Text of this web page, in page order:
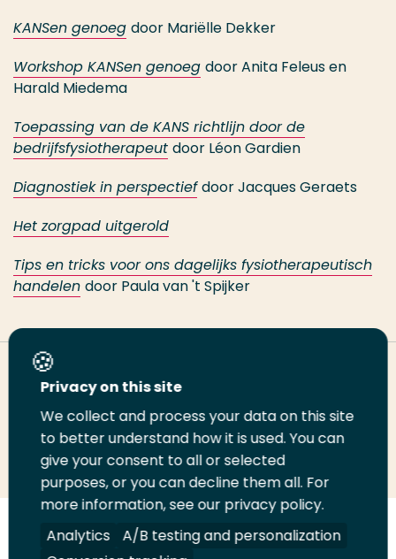
KANSen genoeg door Mariëlle Dekker
Workshop KANSen genoeg door Anita Feleus en
Harald Miedema
Toepassing van de KANS richtlijn door de
bedrijfsfysiotherapeut door Léon Gardien
Diagnostiek in perspectief door Jacques Geraets
Het zorgpad uitgerold
Tips en tricks voor ons dagelijks fysiotherapeutisch
handelen door Paula van 't Spijker
Deel deze pagina
Deel
LinkedIn
Deel
op
Twitter
Deel
op
Facebook
Email
deze
pagina
Print
deze
pagina
VolgVolgVolgVolg
Privacy on this site
We collect and process your data on this site
to better understand how it is used. You can
give your consent to all or selected
purposes, or you can decline them all. For
more information, see our privacy policy.
Analytics
A/B testing and personalization